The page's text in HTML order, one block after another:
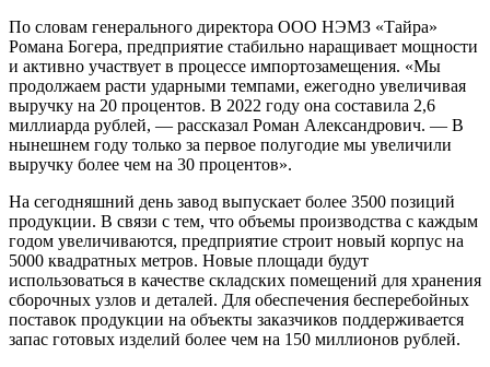
По словам генерального директора ООО НЭМЗ «Тайра»
Романа Богера, предприятие стабильно наращивает мощности
и активно участвует в процессе импортозамещения. «Мы
продолжаем расти ударными темпами, ежегодно увеличивая
выручку на 20 процентов. В 2022 году она составила 2,6
миллиарда рублей, — рассказал Роман Александрович. — В
нынешнем году только за первое полугодие мы увеличили
выручку более чем на 30 процентов».
На сегодняшний день завод выпускает более 3500 позиций
продукции. В связи с тем, что объемы производства с каждым
годом увеличиваются, предприятие строит новый корпус на
5000 квадратных метров. Новые площади будут
использоваться в качестве складских помещений для хранения
сборочных узлов и деталей. Для обеспечения бесперебойных
поставок продукции на объекты заказчиков поддерживается
запас готовых изделий более чем на 150 миллионов рублей.